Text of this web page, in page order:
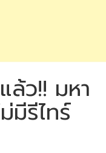
ล้ว!! มหา
มีรีไทร์